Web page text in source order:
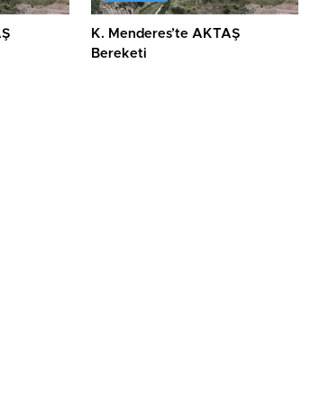
K. Menderes’te AKTAŞ
Bereketi